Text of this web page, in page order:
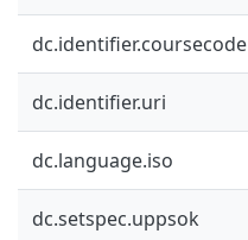
dc.identifier.coursecode
dc.identifier.uri
dc.language.iso
dc.setspec.uppsok